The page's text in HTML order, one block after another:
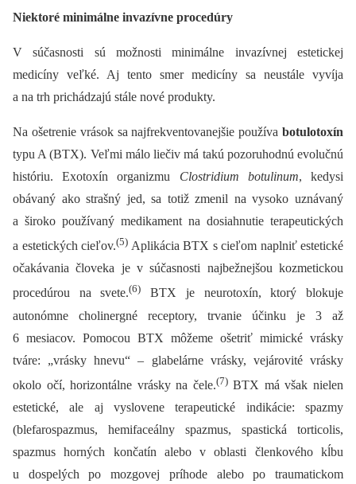
Niektoré minimálne invazívne procedúry
V súčasnosti sú možnosti minimálne invazívnej estetickej
medicíny veľké. Aj tento smer medicíny sa neustále vyvíja
a na trh prichádzajú stále nové produkty.
Na ošetrenie vrások sa najfrekventovanejšie používa botulotoxín
typu A (BTX). Veľmi málo liečiv má takú pozoruhodnú evolučnú
históriu. Exotoxín organizmu Clostridium botulinum, kedysi
obávaný ako strašný jed, sa totiž zmenil na vysoko uznávaný
a široko používaný medikament na dosiahnutie terapeutických
a estetických cieľov.(5) Aplikácia BTX s cieľom naplniť estetické
očakávania človeka je v súčasnosti najbežnejšou kozmetickou
procedúrou na svete.(6) BTX je neurotoxín, ktorý blokuje
autonómne cholinergné receptory, trvanie účinku je 3 až
6 mesiacov. Pomocou BTX môžeme ošetriť mimické vrásky
tváre: „vrásky hnevu“ –⁠ glabelárne vrásky, vejárovité vrásky
okolo očí, horizontálne vrásky na čele.(7)BTX má však nielen
estetické, ale aj vyslovene terapeutické indikácie: spazmy
(blefarospazmus, hemifaceálny spazmus, spastická torticolis,
spazmus horných končatín alebo v oblasti členkového kĺbu
u dospelých po mozgovej príhode alebo po traumatickom